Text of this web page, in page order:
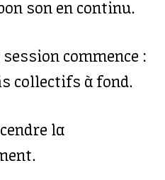
son en continu.
session commence :
collectifs à fond.
la